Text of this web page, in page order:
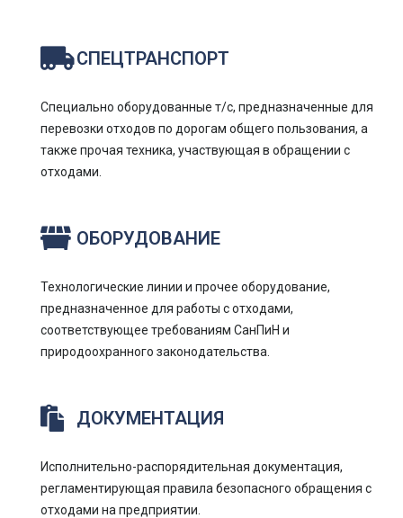
СПЕЦТРАНСПОРТ
Специально оборудованные т/с, предназначенные для
перевозки отходов по дорогам общего пользования, а
также прочая техника, участвующая в обращении с
отходами.
ОБОРУДОВАНИЕ
Технологические линии и прочее оборудование,
предназначенное для работы с отходами,
соответствующее требованиям СанПиН и
природоохранного законодательства.
ДОКУМЕНТАЦИЯ
Исполнительно-распорядительная документация,
регламентирующая правила безопасного обращения с
отходами на предприятии.